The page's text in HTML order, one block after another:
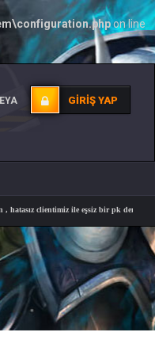
on line
GIRIŞ YAP
clientimiz ile eşsiz bir pk deneyimi.